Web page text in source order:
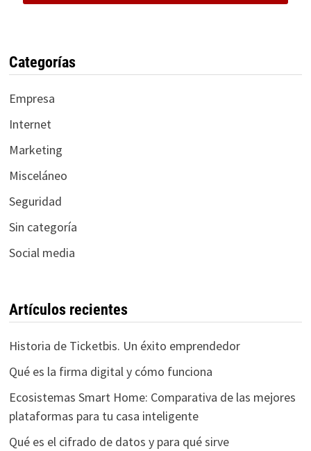
Categorías
Empresa
Internet
Marketing
Misceláneo
Seguridad
Sin categoría
Social media
Artículos recientes
Historia de Ticketbis. Un éxito emprendedor
Qué es la firma digital y cómo funciona
Ecosistemas Smart Home: Comparativa de las mejores
plataformas para tu casa inteligente
Qué es el cifrado de datos y para qué sirve